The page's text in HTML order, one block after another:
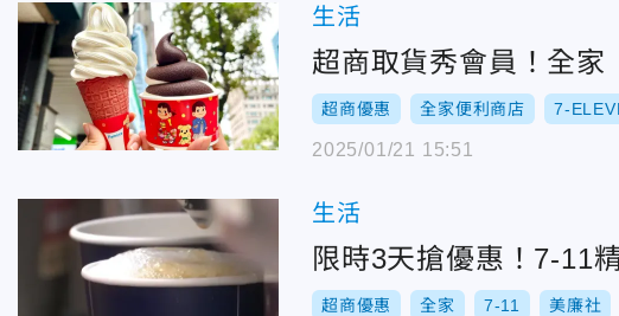
生活
超商取貨秀會員！全
超商優惠 全家便利商店 7-
2025/01/21 15:51
生活
限時3天搶優惠！7-11
超商優惠 全家 7-11 美廉社